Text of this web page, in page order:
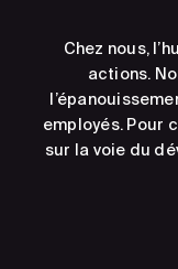
Chez nous,
actions.
employés. Pour
sur la voie du